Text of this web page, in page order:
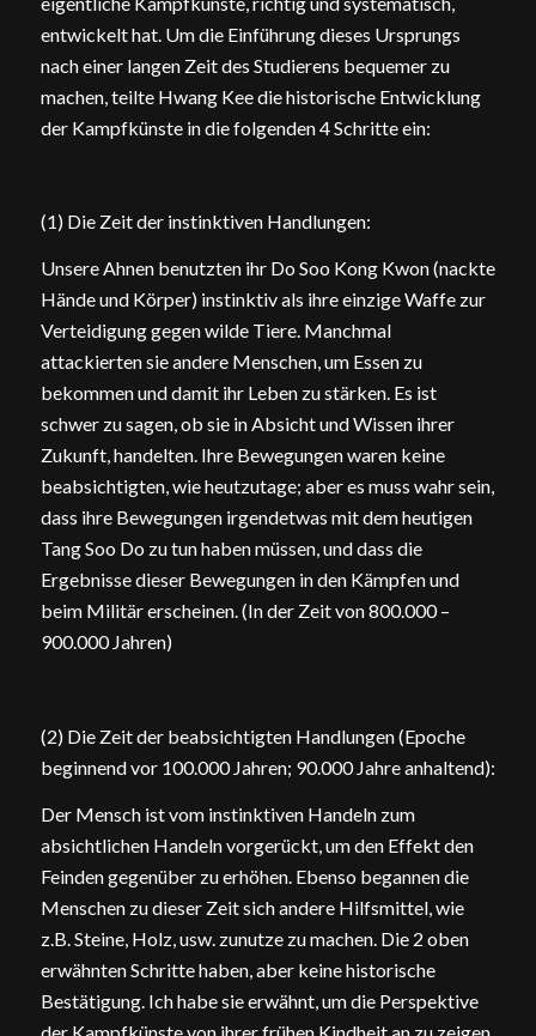
entwickelt hat. Um die Einführung dieses Ursprungs
nach einer langen Zeit des Studierens bequemer zu
machen, teilte Hwang Kee die historische Entwicklung
der Kampfkünste in die folgenden 4 Schritte ein:
(1) Die Zeit der instinktiven Handlungen:
Unsere Ahnen benutzten ihr Do Soo Kong Kwon (nackte
Hände und Körper) instinktiv als ihre einzige Waffe zur
Verteidigung gegen wilde Tiere. Manchmal
attackierten sie andere Menschen, um Essen zu
bekommen und damit ihr Leben zu stärken. Es ist
schwer zu sagen, ob sie in Absicht und Wissen ihrer
Zukunft, handelten. Ihre Bewegungen waren keine
beabsichtigten, wie heutzutage; aber es muss wahr sein,
dass ihre Bewegungen irgendetwas mit dem heutigen
Tang Soo Do zu tun haben müssen, und dass die
Ergebnisse dieser Bewegungen in den Kämpfen und
beim Militär erscheinen. (In der Zeit von 800.000 –
900.000 Jahren)
(2) Die Zeit der beabsichtigten Handlungen (Epoche
beginnend vor 100.000 Jahren; 90.000 Jahre anhaltend):
Der Mensch ist vom instinktiven Handeln zum
absichtlichen Handeln vorgerückt, um den Effekt den
Feinden gegenüber zu erhöhen. Ebenso begannen die
Menschen zu dieser Zeit sich andere Hilfsmittel, wie
z.B. Steine, Holz, usw. zunutze zu machen. Die 2 oben
erwähnten Schritte haben, aber keine historische
Bestätigung. Ich habe sie erwähnt, um die Perspektive